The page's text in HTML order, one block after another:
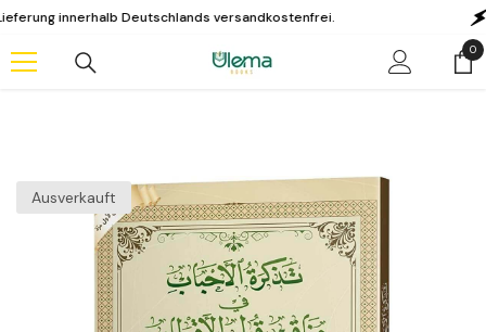
Zum Inhalt springen
innerhalb Deutschlands versandkostenfrei.
0
0
Ausverkauft